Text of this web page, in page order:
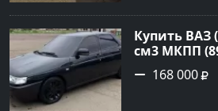
Купить ВАЗ
см3 МКПП
инжектор в
Черный
168 000